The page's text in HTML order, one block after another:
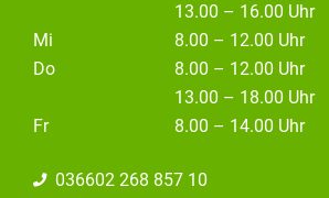
13.00 – 16.00 Uhr
Mi
8.00 – 12.00 Uhr
Do
8.00 – 12.00 Uhr
13.00 – 18.00 Uhr
Fr
8.00 – 14.00 Uhr
036602 268 857 10